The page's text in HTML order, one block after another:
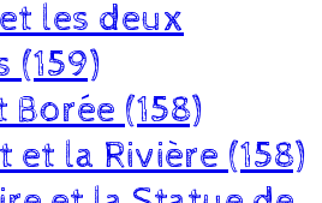
les deux
(159)
Borée (158)
et la Rivière (158)